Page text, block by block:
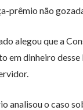
prêmio não
alegou que a
em dinheiro
analisou o caso